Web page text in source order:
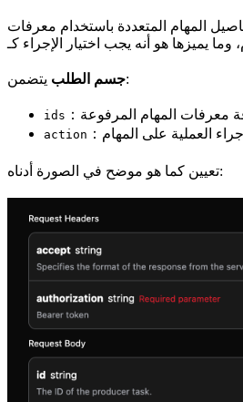
المهام المتعددة باستخدام معرفات
جسم الطلبيتضمن:
ids
action
تعيين كما هو موضح في الصورة أدناه: